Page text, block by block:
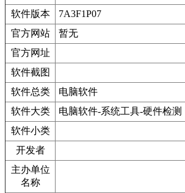
软件版本
7A3F1P07
官方网站
暂无
官方网址
软件截图
软件总类
电脑软件
软件大类
电脑软件-系统工具-硬件检测
软件小类
开发者
主办单位
名称